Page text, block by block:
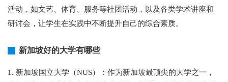
活动，如文艺、体育、服务等社团活动，以及各类学术讲座和
研讨会，让学生在实践中不断提升自己的综合素质。
新加坡好的大学有哪些
1. 新加坡国立大学（NUS）：作为新加坡最顶尖的大学之一，